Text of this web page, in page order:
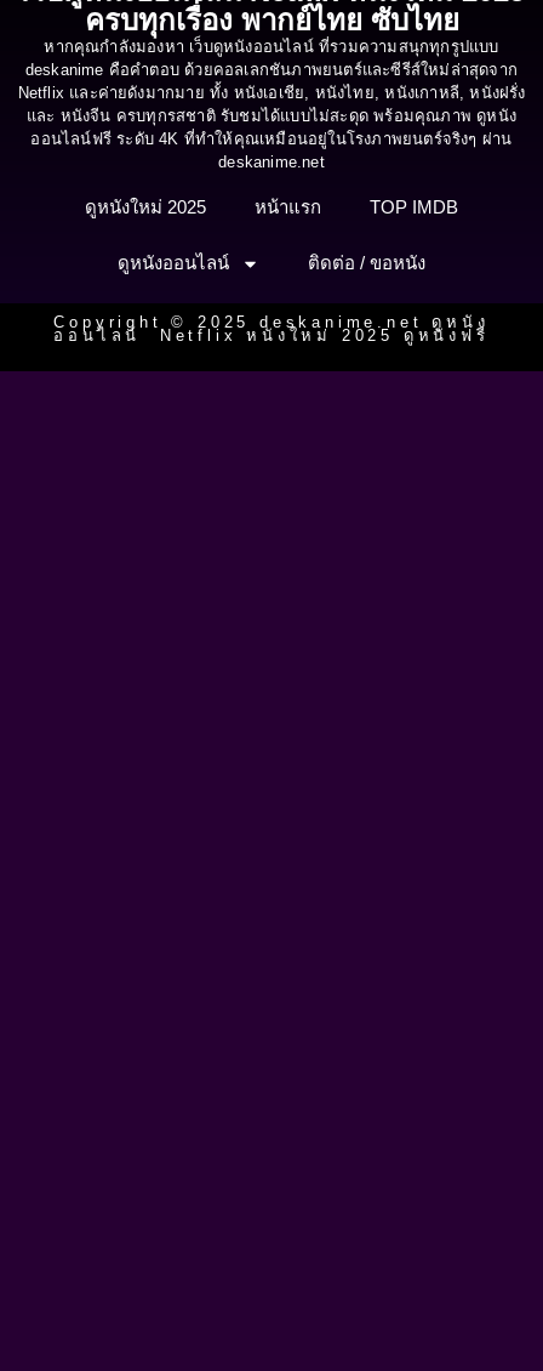
ครบทุกเรื่อง พากย์ไทย ซับไทย
หากคุณกำลังมองหา เว็บดูหนังออนไลน์ ที่รวมความสนุกทุกรูปแบบ
deskanime คือคำตอบ ด้วยคอลเลกชันภาพยนตร์และซีรีส์ใหม่ล่าสุดจาก
Netflix และค่ายดังมากมาย ทั้ง หนังเอเชีย, หนังไทย, หนังเกาหลี, หนังฝรั่ง
และ หนังจีน ครบทุกรสชาติ รับชมได้แบบไม่สะดุด พร้อมคุณภาพ ดูหนัง
ออนไลน์ฟรี ระดับ 4K ที่ทำให้คุณเหมือนอยู่ในโรงภาพยนตร์จริงๆ ผ่าน
deskanime.net
ดูหนังใหม่ 2025 หน้าแรก TOP IMDB
ดูหนังออนไลน์ ติดต่อ / ขอหนัง
Copyright © 2025 deskanime.net ดูหนัง
ออนไลน์ Netflix หนังใหม่ 2025 ดูหนังฟรี